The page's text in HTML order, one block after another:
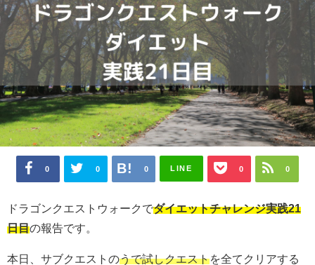
0 0 0 LINE 0 0
ドラゴンクエストウォークでダイエットチャレンジ実践21
日目の報告です。
本日、サブクエストのうで試しクエストを全てクリアする